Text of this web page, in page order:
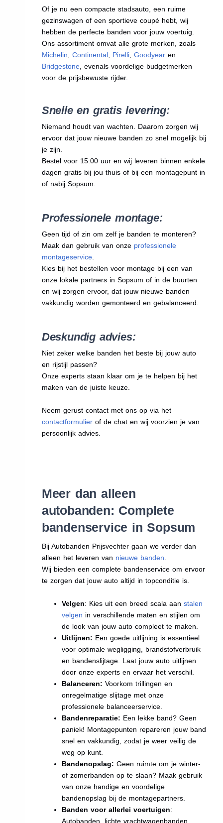
Of je nu een compacte stadsauto, een ruime
gezinswagen of een sportieve coupé hebt, wij
hebben de perfecte banden voor jouw voertuig.
Ons assortiment omvat alle grote merken, zoals
Michelin, Continental, Pirelli, Goodyearen
Bridgestone, evenals voordelige budgetmerken
voor de prijsbewuste rijder.
Snelle en gratis levering:
Niemand houdt van wachten. Daarom zorgen wij
ervoor dat jouw nieuwe banden zo snel mogelijk bij
je zijn.
Bestel voor 15:00 uur en wij leveren binnen enkele
dagen gratis bij jou thuis of bij een montagepunt in
of nabij Sopsum.
Professionele montage:
Geen tijd of zin om zelf je banden te monteren?
Maak dan gebruik van onze professionele
montageservice.
Kies bij het bestellen voor montage bij een van
onze lokale partners in Sopsum of in de buurten
en wij zorgen ervoor, dat jouw nieuwe banden
vakkundig worden gemonteerd en gebalanceerd.
Deskundig advies:
Niet zeker welke banden het beste bij jouw auto
en rijstijl passen?
Onze experts staan klaar om je te helpen bij het
maken van de juiste keuze.
Neem gerust contact met ons op via het
contactformulierof de chat en wij voorzien je van
persoonlijk advies.
Meer dan alleen
autobanden: Complete
bandenservice in Sopsum
Bij Autobanden Prijsvechter gaan we verder dan
alleen het leveren van nieuwe banden.
Wij bieden een complete bandenservice om ervoor
te zorgen dat jouw auto altijd in topconditie is.
Velgen: Kies uit een breed scala aan stalen
velgen in verschillende maten en stijlen om
de look van jouw auto compleet te maken.
Uitlijnen: Een goede uitlijning is essentieel
voor optimale wegligging, brandstofverbruik
en bandenslijtage. Laat jouw auto uitlijnen
door onze experts en ervaar het verschil.
Balanceren: Voorkom trillingen en
onregelmatige slijtage met onze
professionele balanceerservice.
Bandenreparatie: Een lekke band? Geen
paniek! Montagepunten repareren jouw band
snel en vakkundig, zodat je weer veilig de
weg op kunt.
Bandenopslag: Geen ruimte om je winter-
of zomerbanden op te slaan? Maak gebruik
van onze handige en voordelige
bandenopslag bij de montagepartners.
Banden voor allerlei voertuigen:
Autobanden, lichte vrachtwagenbanden,